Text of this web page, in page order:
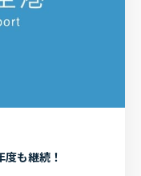
も継続！